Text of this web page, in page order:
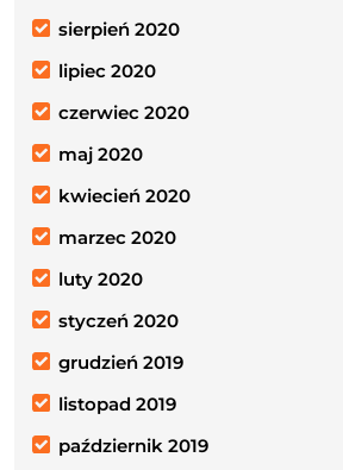
sierpień 2020
lipiec 2020
czerwiec 2020
maj 2020
kwiecień 2020
marzec 2020
luty 2020
styczeń 2020
grudzień 2019
listopad 2019
październik 2019